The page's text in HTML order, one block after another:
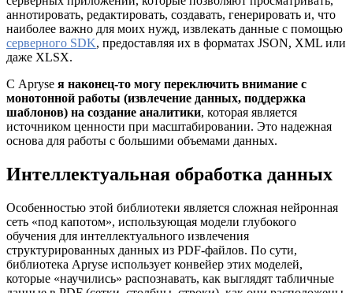
аннотировать, редактировать, создавать, генерировать и, что
наиболее важно для моих нужд, извлекать данные с помощью
серверного SDK, предоставляя их в форматах JSON, XML или
даже XLSX.
С Apryse я наконец-то могу переключить внимание с
монотонной работы (извлечение данных, поддержка
шаблонов) на создание аналитики, которая является
источником ценности при масштабировании. Это надежная
основа для работы с большими объемами данных.
Интеллектуальная обработка данных
Особенностью этой библиотеки является сложная нейронная
сеть «под капотом», использующая модели глубокого
обучения для интеллектуального извлечения
структурированных данных из PDF-файлов. По сути,
библиотека Apryse использует конвейер этих моделей,
которые «научились» распознавать, как выглядят табличные